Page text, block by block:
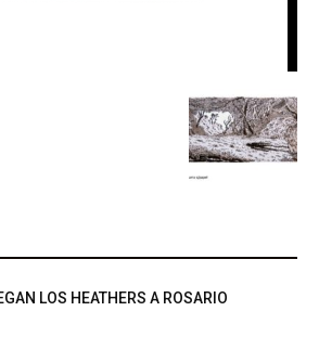
LOS HEATHERS A ROSARIO